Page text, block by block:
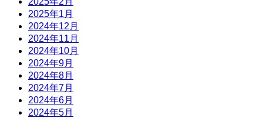
2025年1月
2024年12月
2024年11月
2024年10月
2024年9月
2024年8月
2024年7月
2024年6月
2024年5月